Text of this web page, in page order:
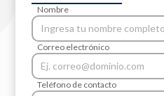
Nombre
Correo electrónico
Teléfono de contacto